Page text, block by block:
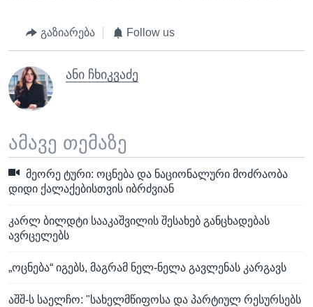
გაზიარება Follow us
ანი ჩხიკვაძე
ამავე თემაზე
მეორე ტური: ოცნება და ნაციონალური მოძრაობა
დიდი ქალაქებისთვის იბრძვიან
კარლ ბილდტი სააკაშვილის შესახებ განცხადებას
ავრცელებს
„ოცნება“ იგებს, მაგრამ ნელ-ნელა გავლენას კარგავს
აშშ-ს საელჩო: "სახელმწიფოსა და პარტიულ რესურსებს